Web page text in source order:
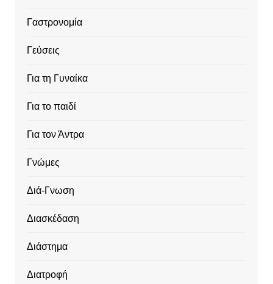
Γαστρονομία
Γεύσεις
Για τη Γυναίκα
Για το παιδί
Για τον Άντρα
Γνώμες
Διά-Γνωση
Διασκέδαση
Διάστημα
Διατροφή